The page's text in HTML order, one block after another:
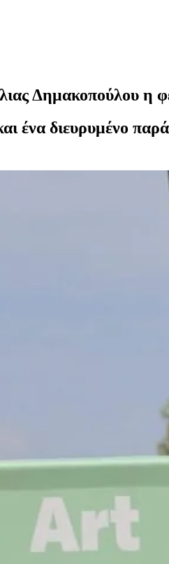
Δημακοπούλου η
ένα διευρυμένο